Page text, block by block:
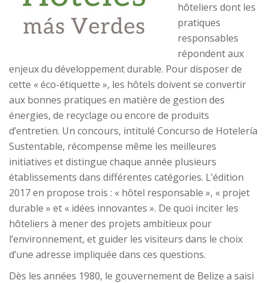
hôteliers dont les
pratiques
responsables
répondent aux
enjeux du développement durable. Pour disposer de
cette « éco-étiquette », les hôtels doivent se convertir
aux bonnes pratiques en matière de gestion des
énergies, de recyclage ou encore de produits
d’entretien. Un concours, intitulé Concurso de Hotelería
Sustentable, récompense même les meilleures
initiatives et distingue chaque année plusieurs
établissements dans différentes catégories. L’édition
2017 en propose trois : « hôtel responsable », « projet
durable » et « idées innovantes ». De quoi inciter les
hôteliers à mener des projets ambitieux pour
l’environnement, et guider les visiteurs dans le choix
d’une adresse impliquée dans ces questions.
Dès les années 1980, le gouvernement de Belize a saisi